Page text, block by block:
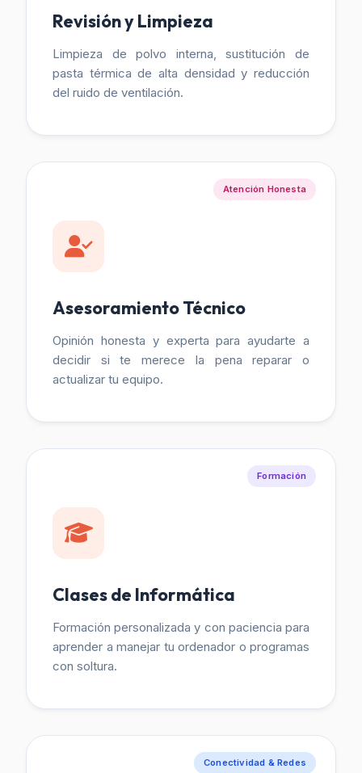
Revisión y Limpieza
Limpieza de polvo interna, sustitución de
pasta térmica de alta densidad y reducción
del ruido de ventilación.
Atención Honesta
Asesoramiento Técnico
Opinión honesta y experta para ayudarte a
decidir si te merece la pena reparar o
actualizar tu equipo.
Formación
Clases de Informática
Formación personalizada y con paciencia para
aprender a manejar tu ordenador o programas
con soltura.
Conectividad & Redes